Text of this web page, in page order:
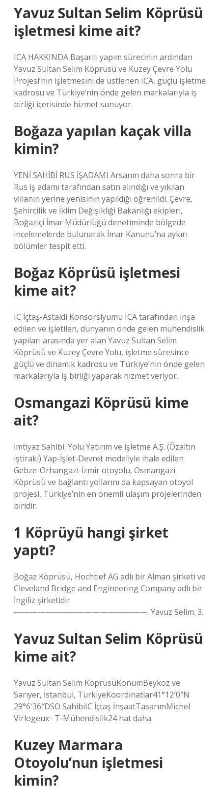
Yavuz Sultan Selim Köprüsü
işletmesi kime ait?
ICA HAKKINDA Başarılı yapım sürecinin ardından
Yavuz Sultan Selim Köprüsü ve Kuzey Çevre Yolu
Projesi’nin işletmesini de üstlenen ICA, güçlü işletme
kadrosu ve Türkiye’nin önde gelen markalarıyla iş
birliği içerisinde hizmet sunuyor.
Boğaza yapılan kaçak villa
kimin?
YENİ SAHİBİ RUS İŞADAMI Arsanın daha sonra bir
Rus iş adamı tarafından satın alındığı ve yıkılan
villanın yerine yenisinin yapıldığı öğrenildi. Çevre,
Şehircilik ve İklim Değişikliği Bakanlığı ekipleri,
Boğaziçi İmar Müdürlüğü denetiminde bölgede
incelemelerde bulunarak İmar Kanunu’na aykırı
bölümler tespit etti.
Boğaz Köprüsü işletmesi
kime ait?
IC İçtaş-Astaldi Konsorsiyumu ICA tarafından inşa
edilen ve işletilen, dünyanın önde gelen mühendislik
yapıları arasında yer alan Yavuz Sultan Selim
Köprüsü ve Kuzey Çevre Yolu, işletme süresince
güçlü ve dinamik kadrosu ve Türkiye’nin önde gelen
markalarıyla iş birliği yaparak hizmet veriyor.
Osmangazi Köprüsü kime
ait?
İmtiyaz Sahibi: Yolu Yatırım ve İşletme A.Ş. (Özaltın
iştiraki) Yap-İşlet-Devret modeliyle ihale edilen
Gebze-Orhangazi-İzmir otoyolu, Osmangazi
Köprüsü ve bağlantı yollarını da kapsayan otoyol
projesi, Türkiye’nin en önemli ulaşım projelerinden
biridir.
1 Köprüyü hangi şirket
yaptı?
Boğaz Köprüsü, Hochtief AG adlı bir Alman şirketi ve
Cleveland Bridge and Engineering Company adlı bir
İngiliz şirketidir
—————————————————. Yavuz Selim. 3.
Yavuz Sultan Selim Köprüsü
kime ait?
Yavuz Sultan Selim KöprüsüKonumBeykoz ve
Sarıyer, İstanbul, TürkiyeKoordinatlar41°12′0″N
29°6′36″DSO SahibiIC İçtaş İnşaatTasarımMichel
Virlogeux · T-Mühendislik24 hat daha
Kuzey Marmara
Otoyolu’nun işletmesi
kimin?